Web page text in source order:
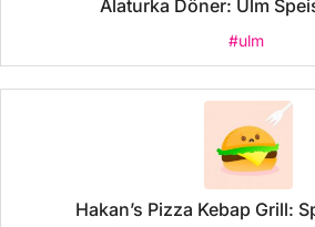
Alaturka Döner: Ulm
#ulm
Hakan’s Pizza Kebap Grill: